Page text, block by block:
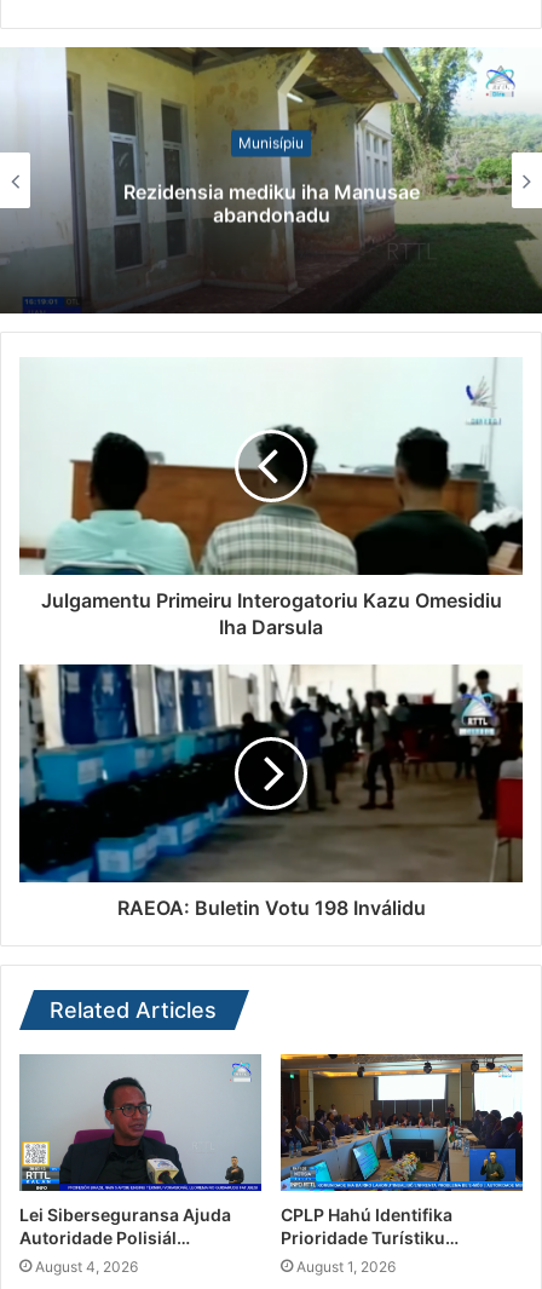
Munisípiu
Rezidensia mediku iha Manusae
abandonadu
Julgamentu Primeiru Interogatoriu Kazu Omesidiu
Iha Darsula
RAEOA: Buletin Votu 198 Inválidu
Related Articles
Lei Siberseguransa Ajuda
Autoridade Polisiál…
August 4, 2026
CPLP Hahú Identifika
Prioridade Turístiku…
August 1, 2026